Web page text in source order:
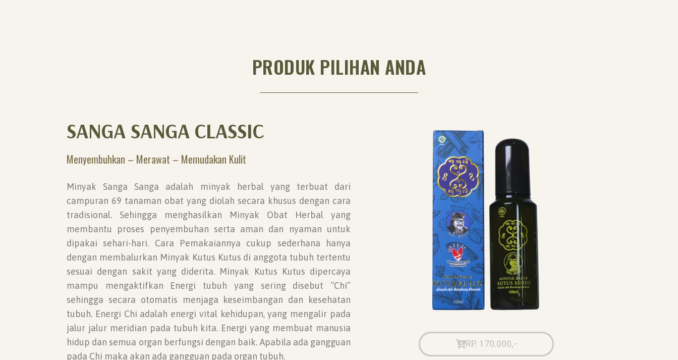
PRODUK PILIHAN ANDA
SANGA SANGA CLASSIC
Menyembuhkan – Merawat – Memudakan Kulit
Minyak Sanga Sanga adalah minyak herbal yang terbuat dari
campuran 69 tanaman obat yang diolah secara khusus dengan cara
tradisional. Sehingga menghasilkan Minyak Obat Herbal yang
membantu proses penyembuhan serta aman dan nyaman untuk
dipakai sehari-hari. Cara Pemakaiannya cukup sederhana hanya
dengan membalurkan Minyak Kutus Kutus di anggota tubuh tertentu
sesuai dengan sakit yang diderita. Minyak Kutus Kutus dipercaya
mampu mengaktifkan Energi tubuh yang sering disebut “Chi”
sehingga secara otomatis menjaga keseimbangan dan kesehatan
tubuh. Energi Chi adalah energi vital kehidupan, yang mengalir pada
jalur jalur meridian pada tubuh kita. Energi yang membuat manusia
hidup dan semua organ berfungsi dengan baik. Apabila ada gangguan
pada Chi maka akan ada gangguan pada organ tubuh.
RP. 170.000,-